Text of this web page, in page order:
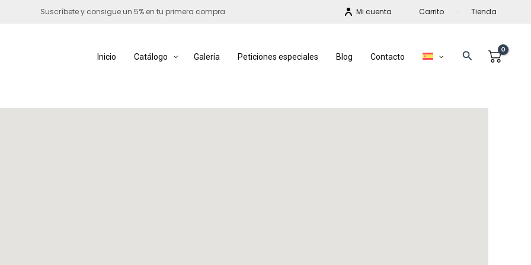
Suscríbete y consigue un 5% en tu primera compra Mi cuenta Carrito Tienda
Inicio Catálogo Galería Peticiones especiales Blog Contacto Buscar